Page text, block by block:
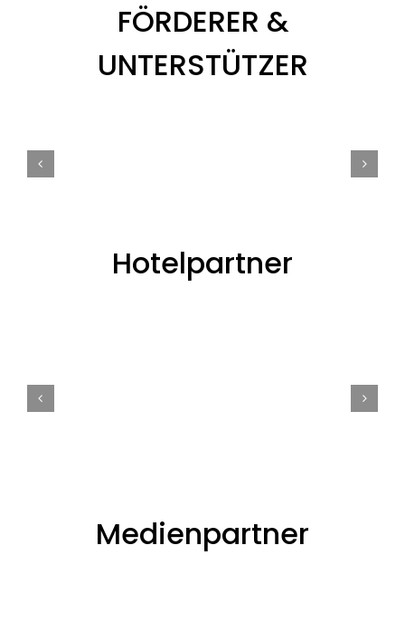
FÖRDERER &
UNTERSTÜTZER
Hotelpartner
Medienpartner